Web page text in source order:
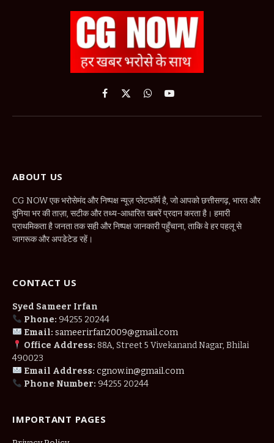
Facebook
X
WhatsApp
YouTube
ABOUT US
CG NOW एक भरोसेमंद और निष्पक्ष न्यूज़ प्लेटफॉर्म है, जो आपको छत्तीसगढ़, भारत और
दुनिया भर की ताज़ा, सटीक और तथ्य-आधारित खबरें प्रदान करता है। हमारी
प्राथमिकता है जनता तक सही और निष्पक्ष जानकारी पहुँचाना, ताकि वे हर पहलू से
जागरूक और अपडेटेड रहें।
CONTACT US
Syed Sameer Irfan
Phone: 94255 20244
Email: sameerirfan2009@gmail.com
Office Address: 88A, Street 5 Vivekanand Nagar, Bhilai
490023
Email Address: cgnow.in@gmail.com
Phone Number: 94255 20244
IMPORTANT PAGES